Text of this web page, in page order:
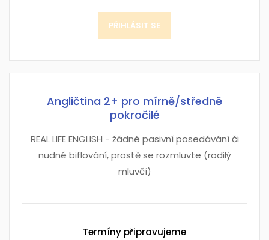
PŘIHLÁSIT SE
Angličtina 2+ pro mírně/středně
pokročilé
REAL LIFE ENGLISH - žádné pasivní posedávání či
nudné biflování, prostě se rozmluvte (rodilý
mluvčí)
Termíny připravujeme